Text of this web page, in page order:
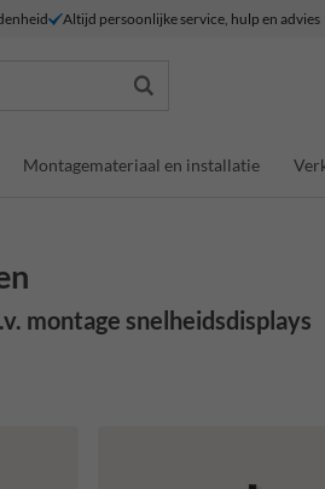
Altijd persoonlijke service, hulp en advies
Montagemateriaal en installatie
montage snelheidsdisplays